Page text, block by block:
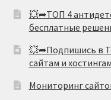
💥➦ТОП 4
бесплатные
💥➦Подпишись в
сайтам и
Мониторинг